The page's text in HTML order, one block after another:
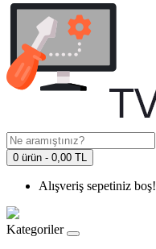
0 ürün - 0,00 TL
Alışveriş sepetiniz boş!
Kategoriler